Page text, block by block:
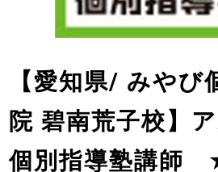
【愛知県/ みやび
院 碧南荒子校】
個別指導塾講師